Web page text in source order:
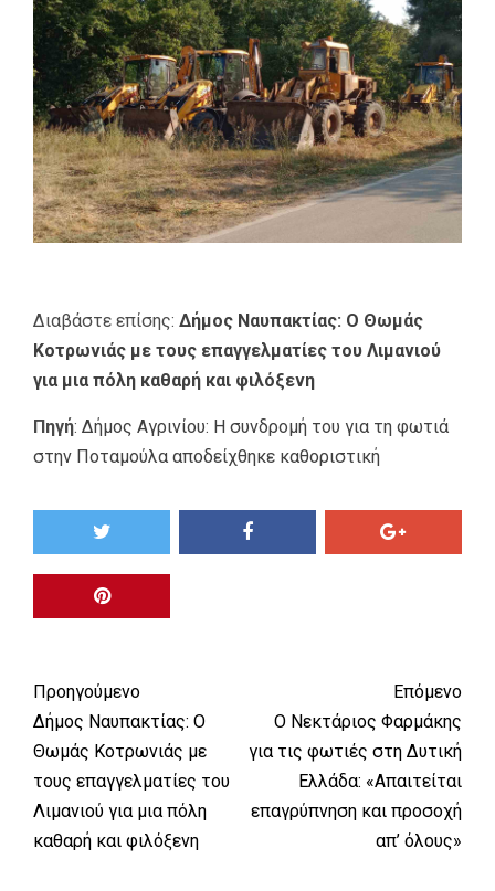
Διαβάστε επίσης: Δήμος Ναυπακτίας: Ο Θωμάς
Κοτρωνιάς με τους επαγγελματίες του Λιμανιού
για μια πόλη καθαρή και φιλόξενη
Πηγή: Δήμος Αγρινίου: Η συνδρομή του για τη φωτιά
στην Ποταμούλα αποδείχθηκε καθοριστική
Προηγούμενο
Δήμος Ναυπακτίας: Ο
Θωμάς Κοτρωνιάς με
τους επαγγελματίες του
Λιμανιού για μια πόλη
καθαρή και φιλόξενη
Επόμενο
Ο Νεκτάριος Φαρμάκης
για τις φωτιές στη Δυτική
Ελλάδα: «Απαιτείται
επαγρύπνηση και προσοχή
απ’ όλους»